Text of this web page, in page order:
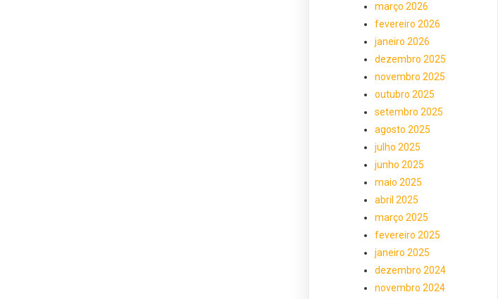
março 2026
fevereiro 2026
janeiro 2026
dezembro 2025
novembro 2025
outubro 2025
setembro 2025
agosto 2025
julho 2025
junho 2025
maio 2025
abril 2025
março 2025
fevereiro 2025
janeiro 2025
dezembro 2024
novembro 2024